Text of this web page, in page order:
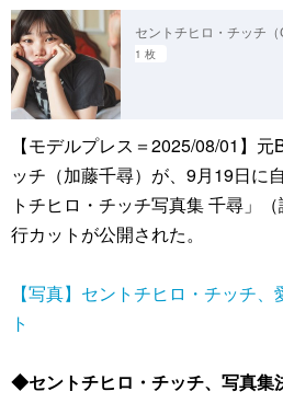
セントチヒロ・チッチ
1 枚
【モデルプレス＝2025/08/01】
ッチ（加藤千尋）が、9月19日に
トチヒロ・チッチ写真集 千尋」
行カットが公開された。
【写真】セントチヒロ・チッチ
ト
◆セントチヒロ・チッチ、写真集